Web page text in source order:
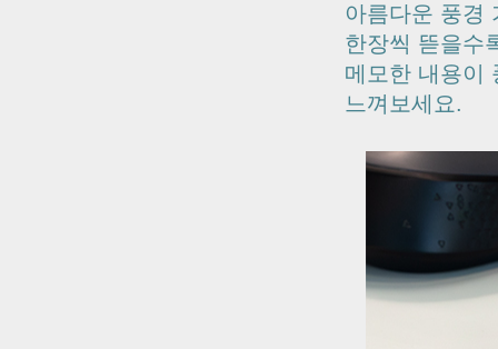
아름다운 풍경
한장씩 뜯을수
메모한 내용이
느껴보세요.